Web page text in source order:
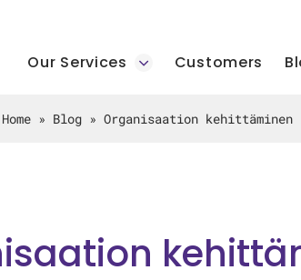
Our Services Customers
Home» Blog» Organisaation kehittäminen